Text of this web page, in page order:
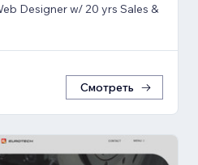
Designer w/ 20 yrs Sales &
Смотреть